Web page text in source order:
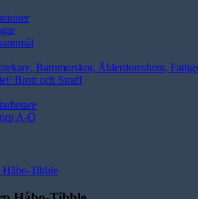
Barnmorskor, Ålderdomshem,
Brott och Straff
A-Ö
Håbo-Tibble